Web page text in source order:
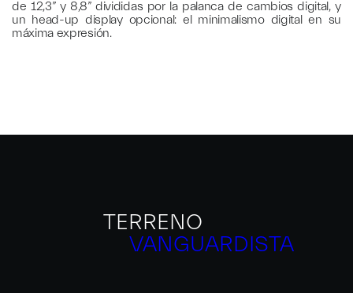
de 12,3” y 8,8” divididas por la palanca de cambios digital, y
un head-up display opcional: el minimalismo digital en su
máxima expresión.
TERRENO
VANGUARDISTA